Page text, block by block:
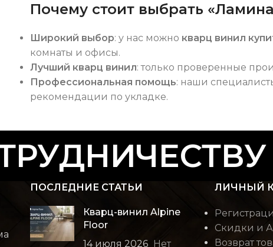
Почему стоит выбрать
Широкий выбор: у нас можно кварц винил
комнаты и офисы.
Лучший кварц винил: только проверенные
Профессиональная помощь: наши
рекомендации по укладке.
ПОСЛЕДНИЕ СТАТЬИ
Кварц-винил Alpine
Floor
14 июля 2026
Нет
ЛИЧНЫЙ
Скидки и
Возврат